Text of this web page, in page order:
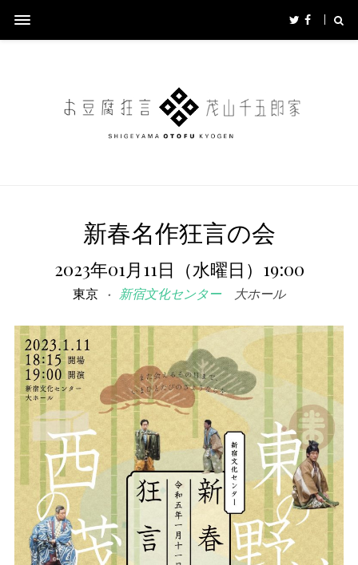
新春名作狂言の会
2023年01月11日（水曜日）19:00
東京 新宿文化センター大ホール